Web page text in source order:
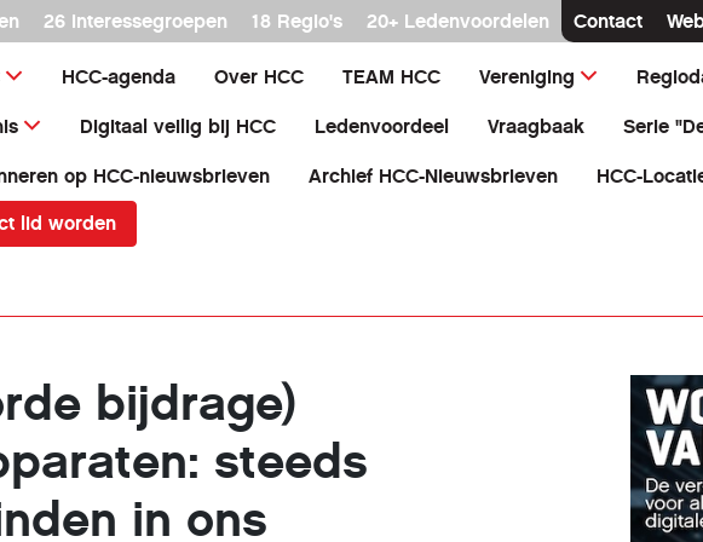
26 interessegroepen 18 Regio's 20+ Ledenvoordelen Contact
HCC-agenda Over HCC TEAM HCC Vereniging
Digitaal veilig bij HCC Ledenvoordeel Vraagbaak Serie
op HCC-nieuwsbrieven Archief HCC-Nieuwsbrieven HCC-
lid worden
bijdrage)
steeds
in ons